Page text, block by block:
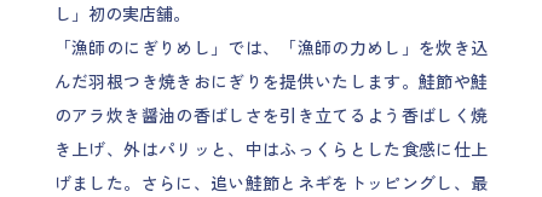
し」初の実店舗。
「漁師のにぎりめし」では、「漁師の力めし」を炊き込
んだ羽根つき焼きおにぎりを提供いたします。鮭節や鮭
のアラ炊き醤油の香ばしさを引き立てるよう香ばしく焼
き上げ、外はパリッと、中はふっくらとした食感に仕上
げました。さらに、追い鮭節とネギをトッピングし、最